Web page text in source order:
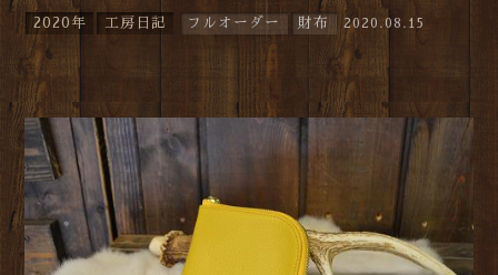
2020年 工房日記 フルオーダー 財布 2020.08.15